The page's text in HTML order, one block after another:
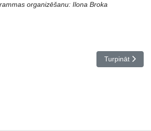
organizēšanu: Ilona Broka
Pedagogu profesionālās kvalifikācijas
Nākamais
Turpināt